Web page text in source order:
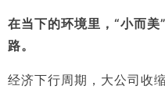
在当下的环境里，“小而
路。
经济下行周期，大公司收